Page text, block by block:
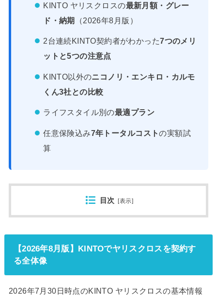
KINTO ヤリスクロスの最新月額・グレー
ド・納期 （2026年8月版）
2台連続KINTO契約者がわかった7つのメリ
ットと5つの注意点
KINTO以外のニコノリ・エンキロ・カルモ
くん3社との比較
ライフスタイル別の最適プラン
任意保険込み7年トータルコストの実額試
算
目次 [表示]
【2026年8月版】KINTOでヤリスクロスを契約す
る全体像
2026年7月30日時点のKINTO ヤリスクロスの基本情報